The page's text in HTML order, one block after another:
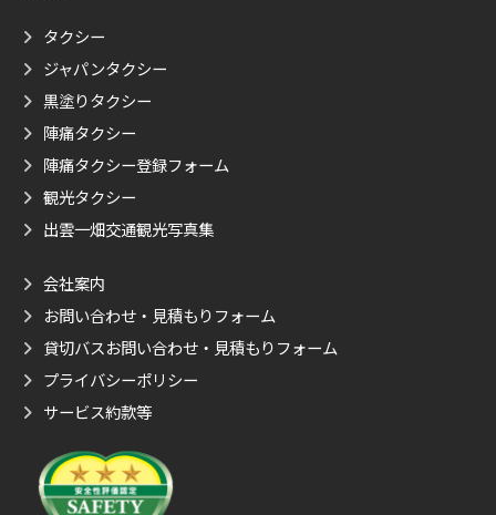
タクシー
ジャパンタクシー
黒塗りタクシー
陣痛タクシー
陣痛タクシー登録フォーム
観光タクシー
出雲一畑交通観光写真集
会社案内
お問い合わせ・見積もりフォーム
貸切バスお問い合わせ・見積もりフォーム
プライバシーポリシー
サービス約款等